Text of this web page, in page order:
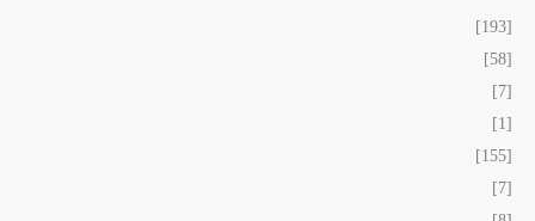
[193]
[58]
[7]
[1]
[155]
[7]